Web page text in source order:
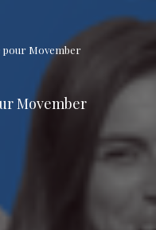
pour Movember
Movember